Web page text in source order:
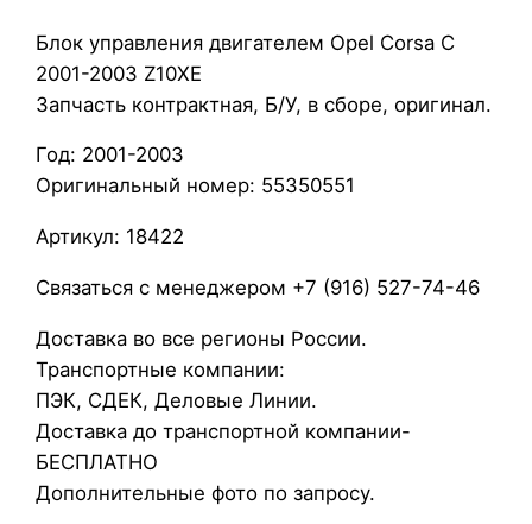
о
к
у
п
а
в
е
н
и
я
д
в
и
г
Блок управления двигателем Opel Corsa C
2001-2003 Z10XE
Запчасть контрактная, Б/У, в сборе, оригинал.
Год: 2001-2003
Оригинальный номер: 55350551
Артикул: 18422
Связаться с менеджером +7 (916) 527-74-46
Доставка во все регионы России.
Транспортные компании:
ПЭК, СДЕК, Деловые Линии.
Доставка до транспортной компании-
БЕСПЛАТНО
Дополнительные фото по запросу.